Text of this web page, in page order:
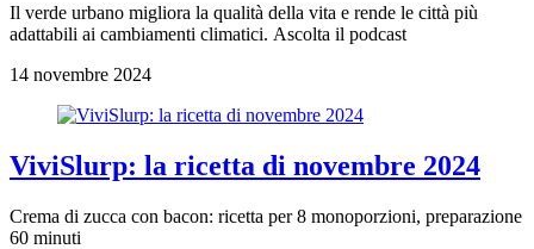
Il verde urbano migliora la qualità della vita e rende le città più
adattabili ai cambiamenti climatici. Ascolta il podcast
14 novembre 2024
ViviSlurp: la ricetta di novembre 2024
Crema di zucca con bacon: ricetta per 8 monoporzioni, preparazione
60 minuti